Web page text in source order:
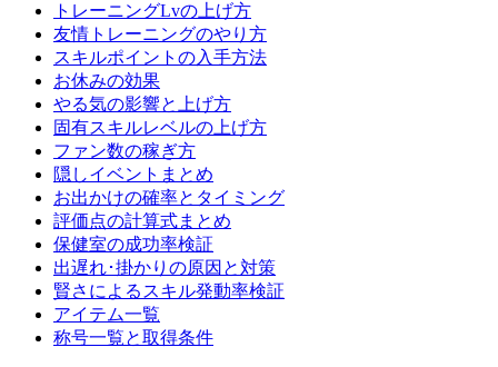
トレーニングLvの上げ方
友情トレーニングのやり方
スキルポイントの入手方法
お休みの効果
やる気の影響と上げ方
固有スキルレベルの上げ方
ファン数の稼ぎ方
隠しイベントまとめ
お出かけの確率とタイミング
評価点の計算式まとめ
保健室の成功率検証
出遅れ･掛かりの原因と対策
賢さによるスキル発動率検証
アイテム一覧
称号一覧と取得条件